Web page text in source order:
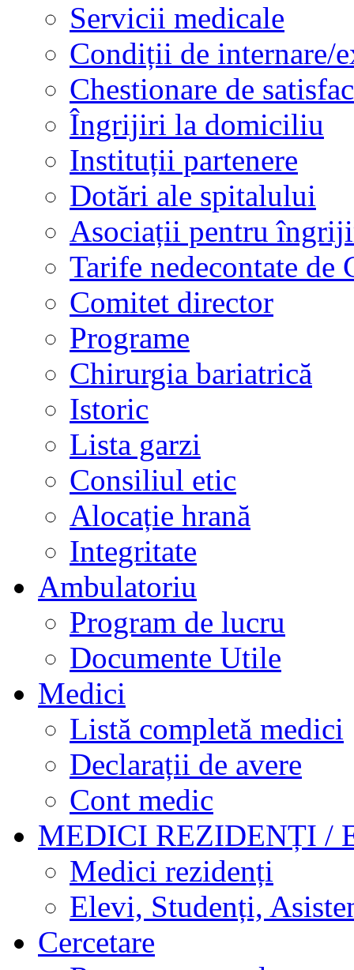
Servicii medicale
Condiții de internare/
Chestionare de
Îngrijiri la domiciliu
Instituții partenere
Dotări ale spitalului
Asociații pentru
Tarife nedecontate de
Comitet director
Programe
Chirurgia bariatrică
Istoric
Lista garzi
Consiliul etic
Alocație hrană
Integritate
Ambulatoriu
Program de lucru
Documente Utile
Medici
Listă completă medici
Declarații de avere
Cont medic
MEDICI REZIDENȚI /
Medici rezidenți
Elevi, Studenți,
Cercetare